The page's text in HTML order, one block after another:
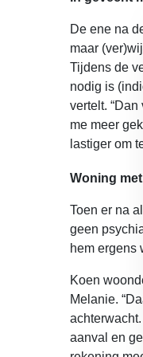
De ene na
maar
Tijdens de
nodig is
vertelt.
me meer
lastiger om
Woning
Toen er na
geen
hem ergens
Koen
Melanie.
aanval en